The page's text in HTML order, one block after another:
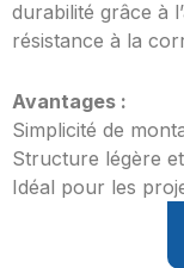
durabilité grâce à
résistance à la
Avantages :
Simplicité de
Structure légère
Idéal pour les